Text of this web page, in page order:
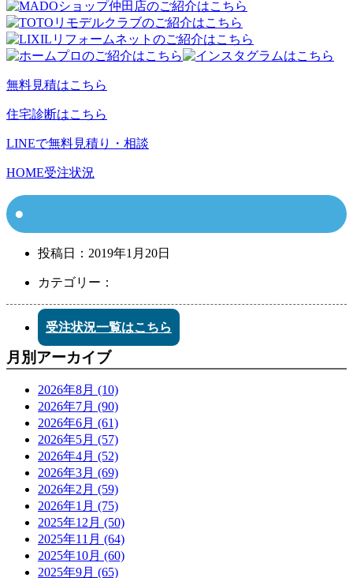
無料見積はこちら
住宅診断はこちら
LINEで無料見積り・相談
HOME受注状況
投稿日： 2019年1月20日
カテゴリー：
受注状況一覧はこちら
月別アーカイブ
2026年8月 (10)
2026年7月 (90)
2026年6月 (61)
2026年5月 (57)
2026年4月 (52)
2026年3月 (69)
2026年2月 (59)
2026年1月 (75)
2025年12月 (50)
2025年11月 (64)
2025年10月 (60)
2025年9月 (65)